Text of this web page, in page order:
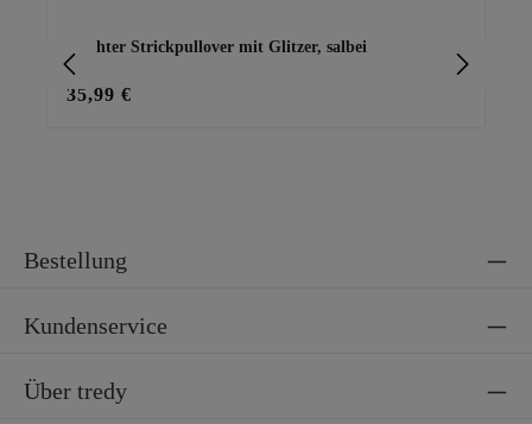
Leichter Strickpullover mit Glitzer, salbei
35,99 €
Bestellung
Kundenservice
Über tredy